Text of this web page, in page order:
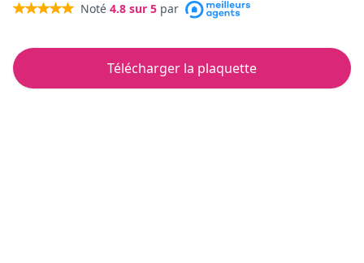
Noté 4.8 sur 5 par
Télécharger la plaquette